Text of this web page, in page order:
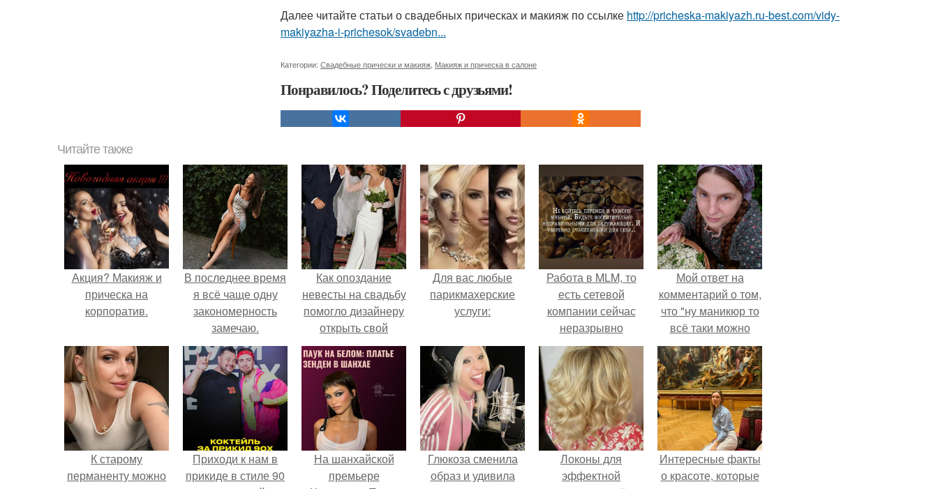
Далее читайте статьи о свадебных прическах и макияж по ссылке http://pricheska-makiyazh.ru-best.com/vidy-
makiyazha-i-prichesok/svadebn...
Категории: Свадебные прически и макияж Макияж и прическа в салоне
Понравилось? Поделитесь с друзьями!
Читайте также
Акция? Макияж и
прическа на
корпоратив.
В последнее время
я всё чаще одну
закономерность
замечаю.
Как опоздание
невесты на свадьбу
помогло дизайнеру
открыть свой
бренд.
Для вас любые
парикмахерские
услуги:
Работа в MLM, то
есть сетевой
компании сейчас
неразрывно
связана с создание
своего контента,
своей страницы в
соц сетях.
Мой ответ на
комментарий о том,
что "ну маникюр то
всё таки можно
было бы сделать.
К старому
перманенту можно
Приходи к нам в
прикиде в стиле 90
На шанхайской
премьере
Глюкоза сменила
образ и удивила
Локоны для
эффектной
Интересные факты
о красоте, которые